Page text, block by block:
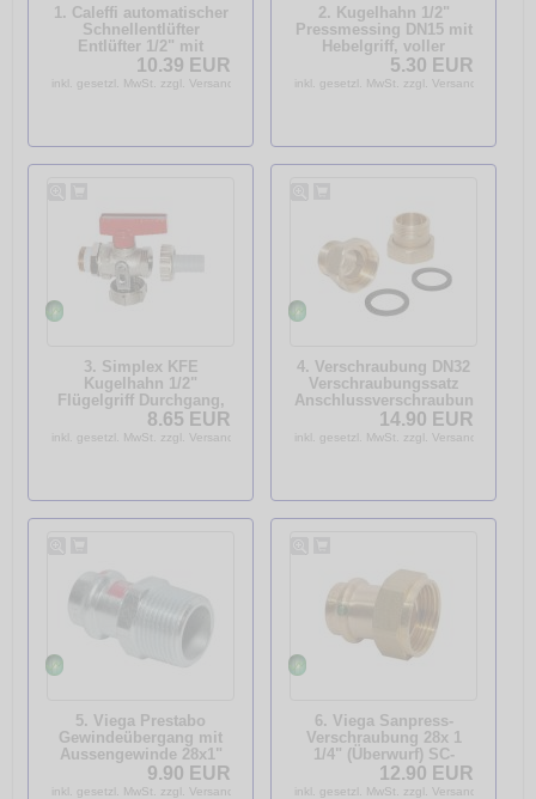
1. Caleffi automatischer
Schnellentlüfter
Entlüfter 1/2" mit
Absperrung für Heizung
Heizkreis 502140
10.39 EUR
inkl. gesetzl. MwSt. zzgl. Versandkosten
2. Kugelhahn 1/2"
Pressmessing DN15 mit
Hebelgriff, voller
Durchgang5.30 EUR
inkl. gesetzl. MwSt. zzgl. Versandkosten
3. Simplex KFE
Kugelhahn 1/2"
Flügelgriff Durchgang,
mit Schlauchtülle
selbstdichtend, vern.
8.65 EUR
inkl. gesetzl. MwSt. zzgl. Versandkosten
4. Verschraubung DN32
Verschraubungssatz
Anschlussverschraubung
G 1 1/4" x 1" AG
messing flachdichtend
14.90 EUR
inkl. gesetzl. MwSt. zzgl. Versandkosten
5. Viega Prestabo
Gewindeübergang mit
Aussengewinde 28x1"
Präzisionsstahl mit SC-
Contur 559045
9.90 EUR
inkl. gesetzl. MwSt. zzgl. Versandkosten
6. Viega Sanpress-
Verschraubung 28x 1
1/4" (Überwurf) SC-
Contur flachdichtend
28xG11/4 265700
12.90 EUR
inkl. gesetzl. MwSt. zzgl. Versandkosten